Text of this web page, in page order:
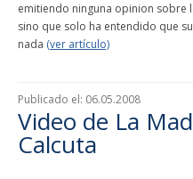
emitiendo ninguna opinion sobre
sino que solo ha entendido que
nada (ver artículo)
Publicado el: 06.05.2008
Video de La
Calcuta